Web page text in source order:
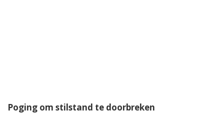
Poging om stilstand te doorbreken